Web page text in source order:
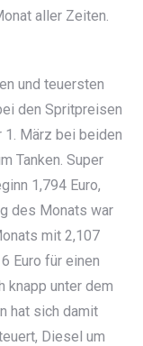
aller Zeiten.
und teuersten
den Spritpreisen
1. März bei beiden
Tanken. Super
1,794 Euro,
des Monats war
mit 2,107
Euro für einen
knapp unter dem
hat sich damit
Diesel um